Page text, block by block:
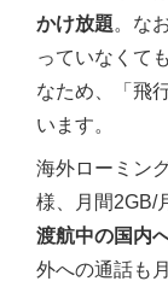
かけ放題。な
っていなくて
なため、「飛
います。
海外ローミン
様、月間2GB/
渡航中の国内
外への通話も